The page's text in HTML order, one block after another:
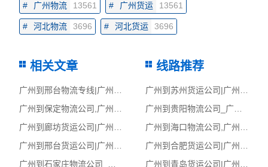
# 广州物流 13561 # 广州货运 13561
# 河北物流 3696 # 河北货运 3696
相关文章 线路推荐